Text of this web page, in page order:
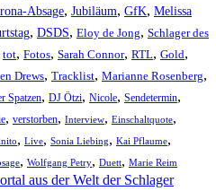
Absage, Jubiläum, GfK, Melissa
, DSDS, Eloy de Jong, Schlager des
tot, Fotos, Sarah Connor, RTL, Gold,
Drews, Tracklist, Marianne Rosenberg,
Spatzen, DJ Ötzi, Nicole, Sendetermin,
, verstorben, Interview, Einschaltquote,
, Live, Sonia Liebing, Kai Pflaume,
, Wolfgang Petry, Duett, Marie Reim